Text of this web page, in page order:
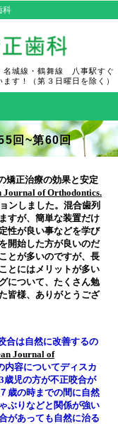
科
城線・鶴舞線 八事駅すぐ
す！（第３日曜日を除く）
回~第60回
矯正治療の効果と安定
Journal of Orthodontics.
ンしました。混合歯列
すが、簡単な装置だけ
性が良い事などを学び
開始した方が良いのだ
とが多いのですが、長
とにはメリットが多い
について、たくさん勉
皆様、ありがとうござ
合は自然に改善するの
Journal of
内容についてディスカ
歳児の方が不正咬合が
歳の時までの間に自然
ぶりなどと関係が強い
があっても自然に治る